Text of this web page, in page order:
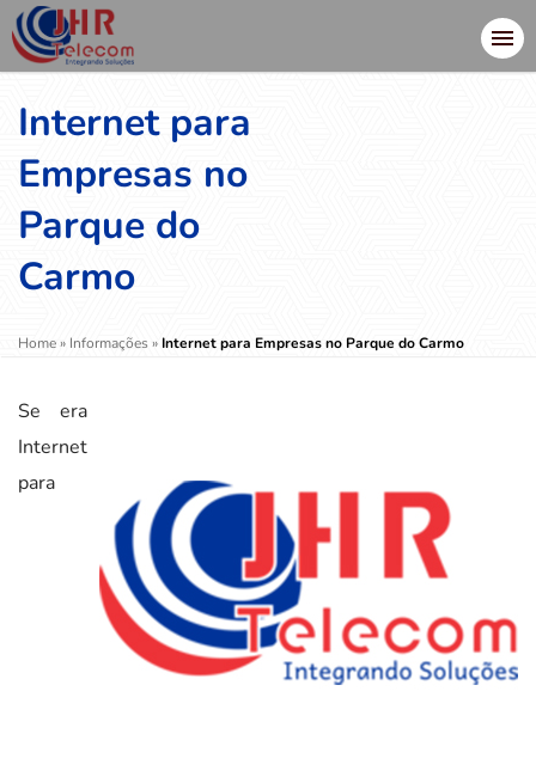
Internet para
Empresas no
Parque do
Carmo
Home» Informações» Internet para Empresas no Parque do Carmo
Se era
Internet
para